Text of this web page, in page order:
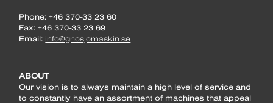
Phone: +46 370-33 23 60
Fax: +46 370-33 23 69
Email: info@gnosjomaskin.se
ABOUT
Our vision is to always maintain a high level of service and
to constantly have an assortment of machines that appeal